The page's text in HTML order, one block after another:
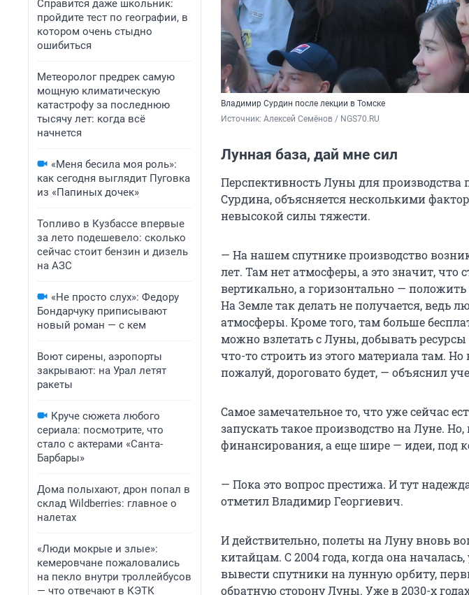
Справится даже школьник:
пройдите тест по географии, в
котором очень стыдно
ошибиться
Метеоролог предрек самую
мощную климатическую
катастрофу за последнюю
тысячу лет: когда всё
начнется
«Меня бесила моя роль»:
как сегодня выглядит Пуговка
из «Папиных дочек»
Топливо в Кузбассе впервые
за лето подешевело: сколько
сейчас стоит бензин и дизель
на АЗС
«Не просто слух»: Федору
Бондарчуку приписывают
новый роман — с кем
Воют сирены, аэропорты
закрывают: на Урал летят
ракеты
Круче сюжета любого
сериала: посмотрите, что
стало с актерами «Санта-
Барбары»
Дома полыхают, дрон попал в
склад Wildberries: главное о
налетах
«Люди мокрые и злые»:
кемеровчане пожаловались
на пекло внутри троллейбусов
— что отвечают в КЭТК
Владимир Сурдин после лекции в Томске
Источник: Алексей Семёнов / NGS70.RU
Лунная база, дай мне сил
Перспективность Луны для
Сурдина, объясняется несколькими
невысокой силы тяжести.
— На нашем спутнике производство
лет. Там нет атмосферы, а это значит, что
вертикально, а горизонтально —
На Земле так делать не получается, ведь
атмосферы. Кроме того, там больше
можно взлетать с Луны, добывать
что-то строить из этого материала там.
пожалуй, дороговато будет, — объяснил
Самое замечательное то, что уже сейчас
запускать такое производство на Луне.
финансирования, а еще шире — идеи, под
— Пока это вопрос престижа. И тут
отметил Владимир Георгиевич.
И действительно, полеты на Луну вновь
китайцам. С 2004 года, когда она
вывести спутники на лунную орбиту,
обратную сторону Луны. Уже в 2030-х